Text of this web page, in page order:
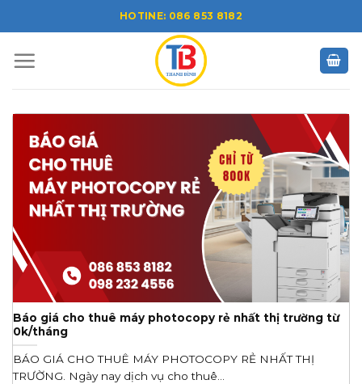
to
content
HOTINE: 086 853 8182
Báo giá cho thuê máy photocopy rẻ nhất thị trường từ
0k/tháng
BÁO GIÁ CHO THUÊ MÁY PHOTOCOPY RẺ NHẤT THỊ
TRƯỜNG. Ngày nay dịch vụ cho thuê...